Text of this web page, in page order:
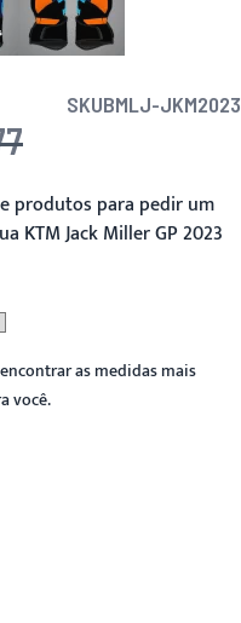
SKUBMLJ-JKM2023
produtos para pedir um
KTM Jack Miller GP 2023
as medidas mais
você.